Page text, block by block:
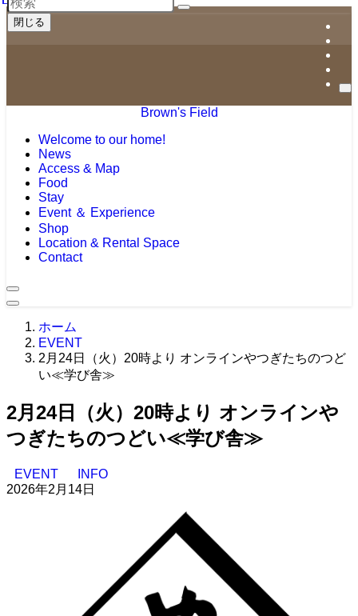
Brown's Field
Welcome to our home!
News
Access & Map
Food
Stay
Event ＆ Experience
Shop
Location & Rental Space
Contact
ホーム
EVENT
2月24日（火）20時より オンラインやつぎたちのつど
い≪学び舎≫
2月24日（火）20時より オンラインや
つぎたちのつどい≪学び舎≫
EVENT
INFO
2026年2月14日
閉じる